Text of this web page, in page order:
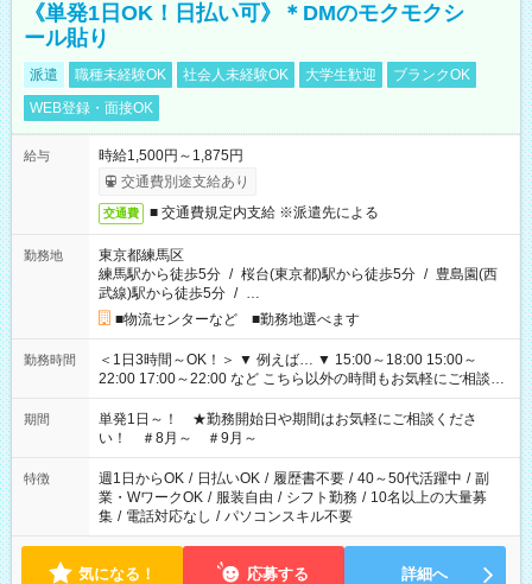
《単発1日OK！日払い可》＊DMのモクモクシ
ール貼り
派遣 職種未経験OK 社会人未経験OK 大学生歓迎
ブランクOK
WEB登録・面接OK
給与
時給1,500円～1,875円
交通費別途支給あり
交通費 ■ 交通費規定内支給 ※派遣先による
勤務地
東京都練馬区
練馬駅から徒歩5分 / 桜台(東京都)駅から徒歩5分 / 豊島園(西
武線)駅から徒歩5分 / …
■物流センターなど ■勤務地選べます
勤務時間
＜1日3時間～OK！＞ ▼ 例えば… ▼ 15:00～18:00 15:00～
22:00 17:00～22:00 など こちら以外の時間もお気軽にご相談く
ださい！
期間
単発1日～！ ★勤務開始日や期間はお気軽にご相談くださ
い！ ＃8月～ ＃9月～
特徴 週1日からOK / 日払いOK / 履歴書不要 / 40～50代活躍中 / 副
業・WワークOK / 服装自由 / シフト勤務 / 10名以上の大量募
集 / 電話対応なし / パソコンスキル不要
気になる！ 応募する 詳細へ